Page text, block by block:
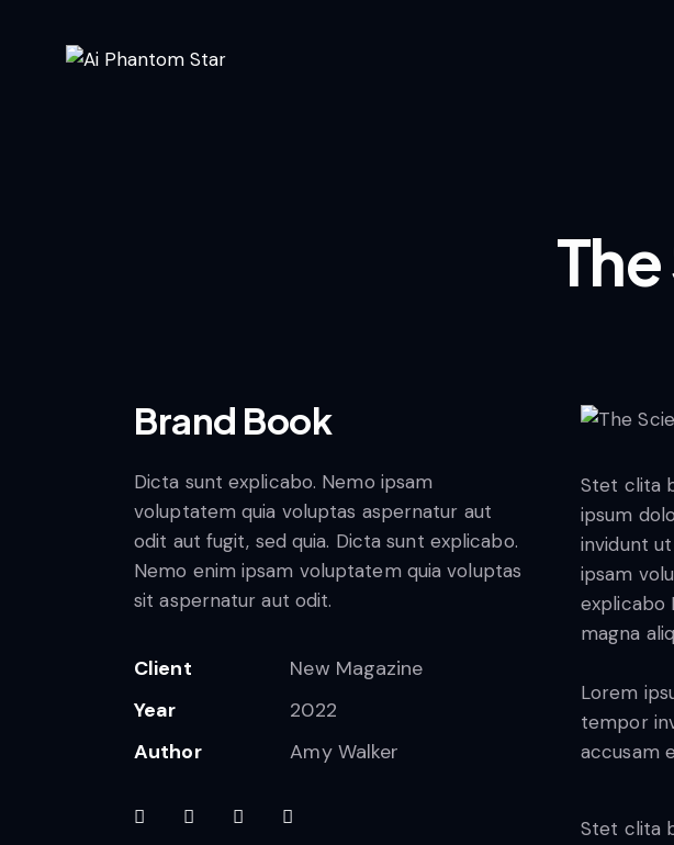
Brand Book
Dicta sunt explicabo. Nemo ipsam
voluptatem quia voluptas aspernatur aut
odit aut fugit, sed quia. Dicta sunt explicabo.
Nemo enim ipsam voluptatem quia voluptas
sit aspernatur aut odit.
Client
New Magazine
Year
2022
Author
Amy Walker
Stet clita
ipsum
invidunt
ipsam
explicabo
magna
Lorem
tempor
accusam
Stet clita